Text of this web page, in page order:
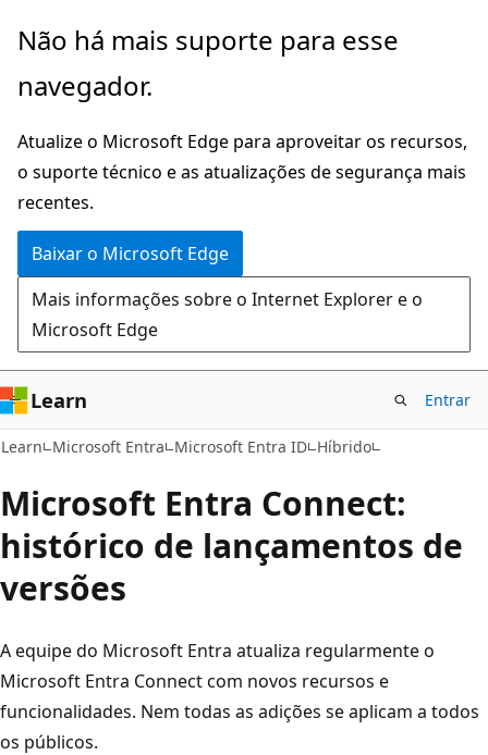
Pular
o
principal
Não há mais suporte para esse
navegador.
Atualize o Microsoft Edge para aproveitar os recursos,
o suporte técnico e as atualizações de segurança mais
recentes.
Baixar o Microsoft Edge
Mais informações sobre o Internet Explorer e o
Microsoft Edge
Learn Entrar
Learn Microsoft Entra Microsoft Entra ID Híbrido
Microsoft Entra Connect:
histórico de lançamentos de
versões
A equipe do Microsoft Entra atualiza regularmente o
Microsoft Entra Connect com novos recursos e
funcionalidades. Nem todas as adições se aplicam a todos
os públicos.